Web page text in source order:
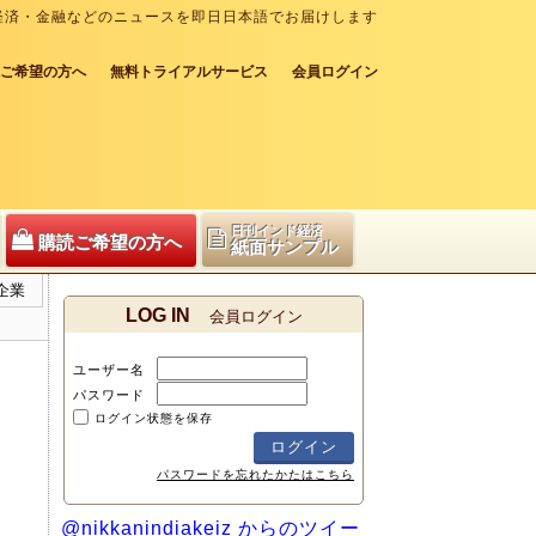
・金融などのニュースを即日日本語でお届けします
希望の方へ 無料トライアルサービス 会員ログイン
購読ご希望の方へ
日刊インド経済
紙面サンプル
業
LOG IN 会員ログイン
ユーザー名
パスワード
ログイン状態を保存
パスワードを忘れたかたはこちら
@nikkanindiakeiz からのツイー